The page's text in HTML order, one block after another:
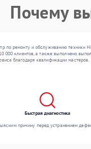
Почему
по ремонту и обслуживанию техники
000 клиентов, а также выполнено
благодаря квалификации мастеров.
Быстрая диагностика
причину перед устранением